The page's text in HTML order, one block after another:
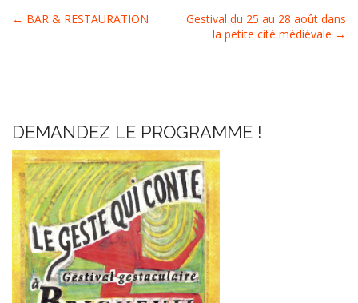
P
a
v
i
g
a
t
i
o
n
← BAR & RESTAURATION
Gestival du 25 au 28 août dans
la petite cité médiévale →
DEMANDEZ LE PROGRAMME !